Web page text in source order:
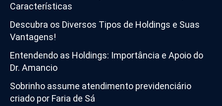
Características
Descubra os Diversos Tipos de Holdings e Suas
Vantagens!
Entendendo as Holdings: Importância e Apoio do
Dr. Amancio
Sobrinho assume atendimento previdenciário
criado por Faria de Sá